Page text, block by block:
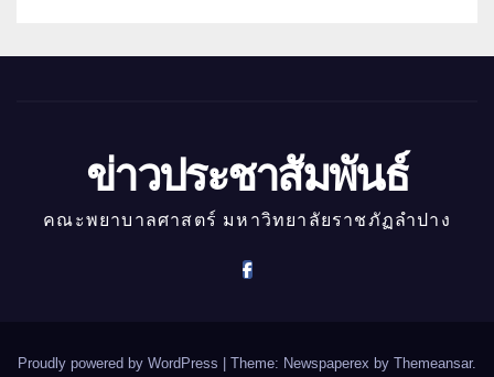
ข่าวประชาสัมพันธ์
คณะพยาบาลศาสตร์ มหาวิทยาลัยราชภัฏลำปาง
Proudly powered by WordPress Theme: Newspaperex by Themeansar.